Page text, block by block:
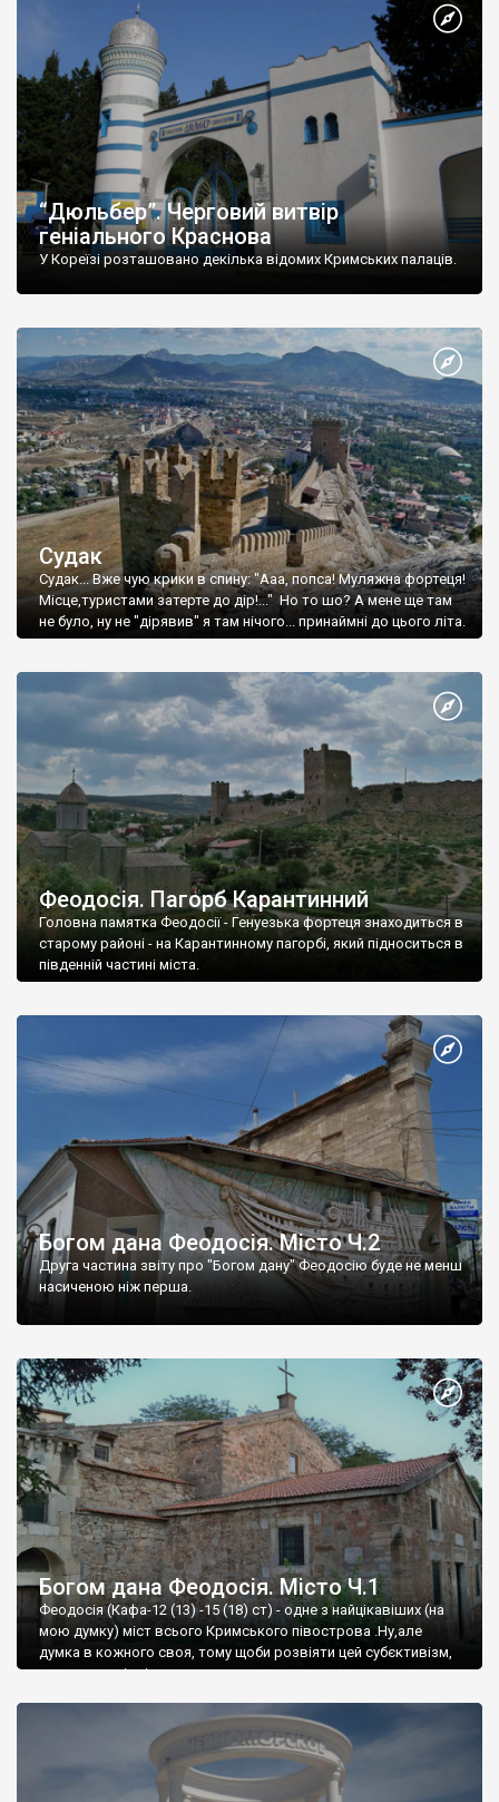
“Дюльбер”. Черговий витвір
геніального Краснова
У Кореїзі розташовано декілька відомих Кримських палаців.
Судак
Судак... Вже чую крики в спину: "Ааа, попса! Муляжна фортеця!
Місце,туристами затерте до дір!..." Но то шо? А мене ще там
не було, ну не "дірявив" я там нічого... принаймні до цього літа.
Феодосія. Пагорб Карантинний
Головна памятка Феодосії - Генуезька фортеця знаходиться в
старому районі - на Карантинному пагорбі, який підноситься в
південній частині міста.
Богом дана Феодосія. Місто Ч.2
Друга частина звіту про "Богом дану" Феодосію буде не менш
насиченою ніж перша.
Богом дана Феодосія. Місто Ч.1
Феодосія (Кафа-12 (13) -15 (18) ст) - одне з найцікавіших (на
мою думку) міст всього Кримського півострова .Ну,але
думка в кожного своя, тому щоби розвіяти цей субєктивізм,
запрошую відвідати це